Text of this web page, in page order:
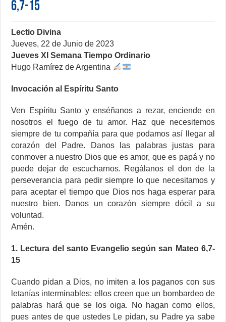
6,7-15
Lectio Divina
Jueves, 22 de Junio de 2023
Jueves XI Semana Tiempo Ordinario
Hugo Ramírez de Argentina
Invocación al Espíritu Santo
Ven Espíritu Santo y enséñanos a rezar, enciende en
nosotros el fuego de tu amor. Haz que necesitemos
siempre de tu compañía para que podamos así llegar al
corazón del Padre. Danos las palabras justas para
conmover a nuestro Dios que es amor, que es papá y no
puede dejar de escucharnos. Regálanos el don de la
perseverancia para pedir siempre lo que necesitamos y
para aceptar el tiempo que Dios nos haga esperar para
nuestro bien. Danos un corazón siempre dócil a su
voluntad.
Amén.
1. Lectura del santo Evangelio según san Mateo 6,7-
15
Cuando pidan a Dios, no imiten a los paganos con sus
letanías interminables: ellos creen que un bombardeo de
palabras hará que se los oiga. No hagan como ellos,
pues antes de que ustedes Le pidan, su Padre ya sabe